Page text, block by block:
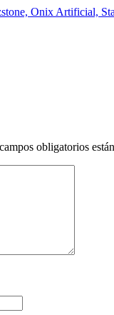
obligatorios